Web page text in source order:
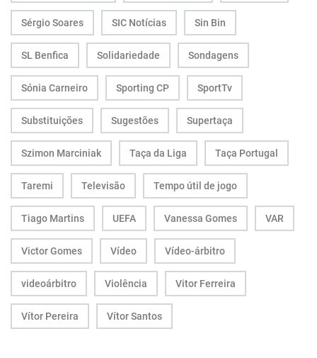
Sérgio Soares SIC Notícias Sin Bin
SL Benfica Solidariedade Sondagens
Sónia Carneiro Sporting CP SportTv
Substituições Sugestões Supertaça
Szimon Marciniak Taça da Liga Taça Portugal
Taremi Televisão Tempo útil de jogo
Tiago Martins UEFA Vanessa Gomes VAR
Victor Gomes Vídeo Vídeo-árbitro
videoárbitro Violência Vitor Ferreira
Vítor Pereira Vítor Santos